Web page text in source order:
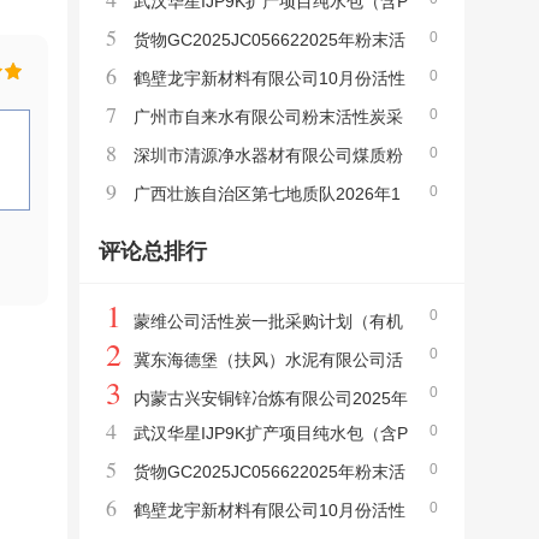
椰壳活性炭采购项目公告
CW）-活性炭包询比采购公告
0
5
货物GC2025JC056622025年粉末活
性炭（槽罐车运输）采购项目中标候选公示
0
6
鹤壁龙宇新材料有限公司10月份活性
炭采购采购公告
0
7
广州市自来水有限公司粉末活性炭采
购项目（2025-2027年）（第一包）资格审
查结果公示及中标候选人公示
0
8
深圳市清源净水器材有限公司煤质粉
末活性炭采购项目结果公告
0
9
广西壮族自治区第七地质队2026年1
评论总排行
0
1
蒙维公司活性炭一批采购计划（有机
临时）采购公告
0
2
冀东海德堡（扶风）水泥有限公司活
性炭滤料询比价公告
0
3
内蒙古兴安铜锌冶炼有限公司2025年
椰壳活性炭采购项目公告
0
4
武汉华星IJP9K扩产项目纯水包（含P
CW）-活性炭包询比采购公告
0
5
货物GC2025JC056622025年粉末活
性炭（槽罐车运输）采购项目中标候选公示
0
6 鹤壁龙宇新材料有限公司10月份活性